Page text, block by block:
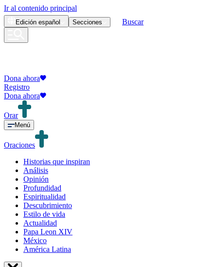
Ir al contenido principal
Edición español Secciones Buscar
Dona ahora
Registro
Dona ahora
Orar
Menú
Oraciones
Historias que inspiran
Análisis
Opinión
Profundidad
Espiritualidad
Descubrimiento
Estilo de vida
Actualidad
Papa Leon XIV
México
América Latina